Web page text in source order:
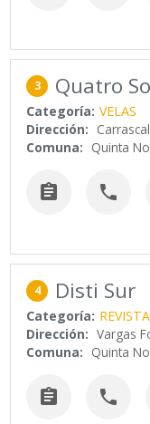
3 Quatro
Categoría: VELAS
Dirección:
Comuna: Quinta
 
4 Disti Sur
Categoría:
Dirección: Vargas
Comuna: Quinta
 